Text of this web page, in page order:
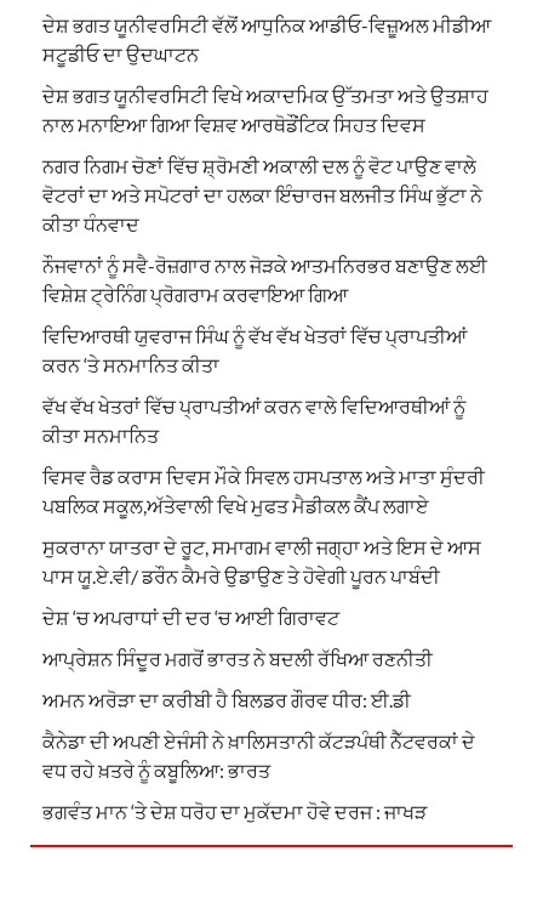
ਦੇਸ਼ ਭਗਤ ਯੂਨੀਵਰਸਿਟੀ ਵੱਲੋਂ ਆਧੁਨਿਕ ਆਡੀਓ-ਵਿਜ਼ੂਅਲ ਮੀਡੀਆ
ਸਟੂਡੀਓ ਦਾ ਉਦਘਾਟਨ
ਦੇਸ਼ ਭਗਤ ਯੂਨੀਵਰਸਿਟੀ ਵਿਖੇ ਅਕਾਦਮਿਕ ਉੱਤਮਤਾ ਅਤੇ ਉਤਸ਼ਾਹ
ਨਾਲ ਮਨਾਇਆ ਗਿਆ ਵਿਸ਼ਵ ਆਰਥੋਡੌਂਟਿਕ ਸਿਹਤ ਦਿਵਸ
ਨਗਰ ਨਿਗਮ ਚੋਣਾਂ ਵਿੱਚ ਸ਼੍ਰੋਮਣੀ ਅਕਾਲੀ ਦਲ ਨੂੰ ਵੋਟ ਪਾਉਣ ਵਾਲੇ
ਵੋਟਰਾਂ ਦਾ ਅਤੇ ਸਪੋਟਰਾਂ ਦਾ ਹਲਕਾ ਇੰਚਾਰਜ ਬਲਜੀਤ ਸਿੰਘ ਭੁੱਟਾ ਨੇ
ਕੀਤਾ ਧੰਨਵਾਦ
ਨੌਜਵਾਨਾਂ ਨੂੰ ਸਵੈ-ਰੋਜ਼ਗਾਰ ਨਾਲ ਜੋੜਕੇ ਆਤਮਨਿਰਭਰ ਬਣਾਉਣ ਲਈ
ਵਿਸ਼ੇਸ਼ ਟ੍ਰੇਨਿੰਗ ਪ੍ਰੋਗਰਾਮ ਕਰਵਾਇਆ ਗਿਆ
ਵਿਦਿਆਰਥੀ ਯੁਵਰਾਜ ਸਿੰਘ ਨੂੰ ਵੱਖ ਵੱਖ ਖੇਤਰਾਂ ਵਿੱਚ ਪ੍ਰਾਪਤੀਆਂ
ਕਰਨ ‘ਤੇ ਸਨਮਾਨਿਤ ਕੀਤਾ
ਵੱਖ ਵੱਖ ਖੇਤਰਾਂ ਵਿੱਚ ਪ੍ਰਾਪਤੀਆਂ ਕਰਨ ਵਾਲੇ ਵਿਦਿਆਰਥੀਆਂ ਨੂੰ
ਕੀਤਾ ਸਨਮਾਨਿਤ
ਵਿਸਵ ਰੈਡ ਕਰਾਸ ਦਿਵਸ ਮੌਕੇ ਸਿਵਲ ਹਸਪਤਾਲ ਅਤੇ ਮਾਤਾ ਸੁੰਦਰੀ
ਪਬਲਿਕ ਸਕੂਲ,ਅੱਤੇਵਾਲੀ ਵਿਖੇ ਮੁਫਤ ਮੈਡੀਕਲ ਕੈਂਪ ਲਗਾਏ
ਸੁਕਰਾਨਾ ਯਾਤਰਾ ਦੇ ਰੂਟ, ਸਮਾਗਮ ਵਾਲੀ ਜਗ੍ਹਾ ਅਤੇ ਇਸ ਦੇ ਆਸ
ਪਾਸ ਯੂ.ਏ.ਵੀ/ ਡਰੌਨ ਕੈਮਰੇ ਉਡਾਉਣ ਤੇ ਹੋਵੇਗੀ ਪੂਰਨ ਪਾਬੰਦੀ
ਦੇਸ਼ ‘ਚ ਅਪਰਾਧਾਂ ਦੀ ਦਰ ‘ਚ ਆਈ ਗਿਰਾਵਟ
ਆਪ੍ਰੇਸ਼ਨ ਸਿੰਦੂਰ ਮਗਰੋਂ ਭਾਰਤ ਨੇ ਬਦਲੀ ਰੱਖਿਆ ਰਣਨੀਤੀ
ਅਮਨ ਅਰੋੜਾ ਦਾ ਕਰੀਬੀ ਹੈ ਬਿਲਡਰ ਗੌਰਵ ਧੀਰ: ਈ.ਡੀ
ਕੈਨੇਡਾ ਦੀ ਅਪਣੀ ਏਜੰਸੀ ਨੇ ਖ਼ਾਲਿਸਤਾਨੀ ਕੱਟੜਪੰਥੀ ਨੈੱਟਵਰਕਾਂ ਦੇ
ਵਧ ਰਹੇ ਖ਼ਤਰੇ ਨੂੰ ਕਬੂਲਿਆ: ਭਾਰਤ
ਭਗਵੰਤ ਮਾਨ ‘ਤੇ ਦੇਸ਼ ਧਰੋਹ ਦਾ ਮੁਕੱਦਮਾ ਹੋਵੇ ਦਰਜ : ਜਾਖੜ